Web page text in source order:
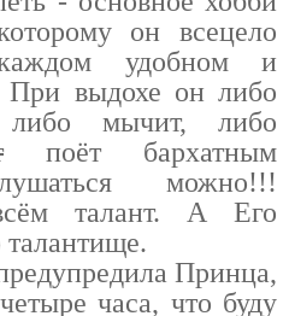
он всецело
удобном и
При выдохе он либо
либо мычит, либо
поёт бархатным
можно!!!
талант. А Его
Принца,
часа, что буду